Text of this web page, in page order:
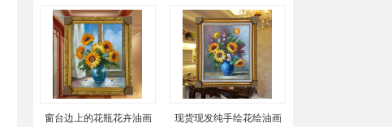
窗台边上的花瓶花卉油画
现货现发纯手绘花绘油画